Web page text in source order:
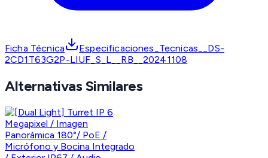
Ficha Técnica
Especificaciones_Tecnicas__DS-
2CD1T63G2P-LIUF_S_L__RB__20241108
Alternativas Similares